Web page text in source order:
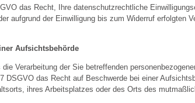
das Recht, Ihre datenschutzrechtliche
aufgrund der Einwilligung bis zum Widerruf erfolgten
Aufsichtsbehörde
Verarbeitung der Sie betreffenden
DSGVO das Recht auf Beschwerde bei einer
ihres Arbeitsplatzes oder des Orts des